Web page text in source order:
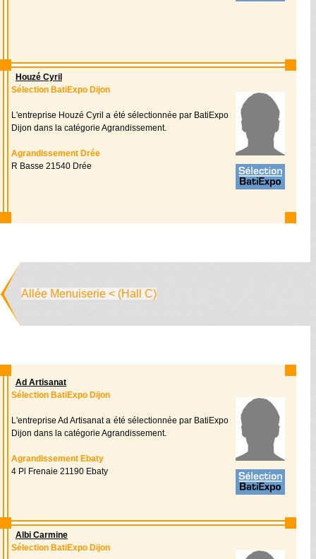
Houzé Cyril
Sélection BatiExpo Dijon
L'entreprise Houzé Cyril a été sélectionnée par BatiExpo
Dijon dans la catégorie Agrandissement.
Agrandissement Drée
R Basse 21540 Drée
Allée Menuiserie < (Hall C)
Ad Artisanat
Sélection BatiExpo Dijon
L'entreprise Ad Artisanat a été sélectionnée par BatiExpo
Dijon dans la catégorie Agrandissement.
Agrandissement Ebaty
4 Pl Frenaie 21190 Ebaty
Albi Carmine
Sélection BatiExpo Dijon